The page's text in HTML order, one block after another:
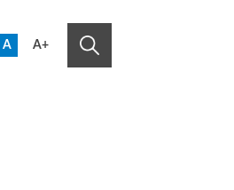
A A+